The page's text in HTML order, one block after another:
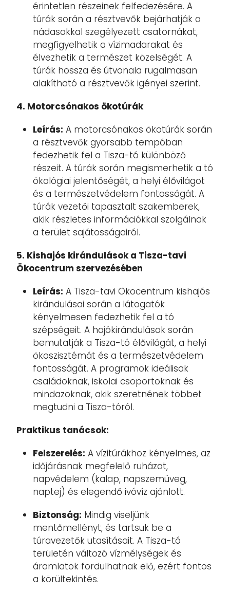
érintetlen részeinek felfedezésére. A
túrák során a résztvevők bejárhatják a
nádasokkal szegélyezett csatornákat,
megfigyelhetik a vízimadarakat és
élvezhetik a természet közelségét. A
túrák hossza és útvonala rugalmasan
alakítható a résztvevők igényei szerint.
4. Motorcsónakos ökotúrák
Leírás: A motorcsónakos ökotúrák során
a résztvevők gyorsabb tempóban
fedezhetik fel a Tisza-tó különböző
részeit. A túrák során megismerhetik a tó
ökológiai jelentőségét, a helyi élővilágot
és a természetvédelem fontosságát. A
túrák vezetői tapasztalt szakemberek,
akik részletes információkkal szolgálnak
a terület sajátosságairól.
5. Kishajós kirándulások a Tisza-tavi
Ökocentrum szervezésében
Leírás: A Tisza-tavi Ökocentrum kishajós
kirándulásai során a látogatók
kényelmesen fedezhetik fel a tó
szépségeit. A hajókirándulások során
bemutatják a Tisza-tó élővilágát, a helyi
ökoszisztémát és a természetvédelem
fontosságát. A programok ideálisak
családoknak, iskolai csoportoknak és
mindazoknak, akik szeretnének többet
megtudni a Tisza-tóról.
Praktikus tanácsok:
Felszerelés: A vízitúrákhoz kényelmes, az
időjárásnak megfelelő ruházat,
napvédelem (kalap, napszemüveg,
naptej) és elegendő ivóvíz ajánlott.
Biztonság: Mindig viseljünk
mentőmellényt, és tartsuk be a
túravezetők utasításait. A Tisza-tó
területén változó vízmélységek és
áramlatok fordulhatnak elő, ezért fontos
a körültekintés.